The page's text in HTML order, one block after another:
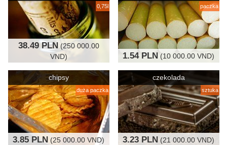
0,75l
38.49 PLN (250 000.00
VND)
paczka
1.54 PLN (10 000.00 VND)
chipsy
duża paczka
3.85 PLN (25 000.00 VND)
czekolada
sztuka
3.23 PLN (21 000.00 VND)